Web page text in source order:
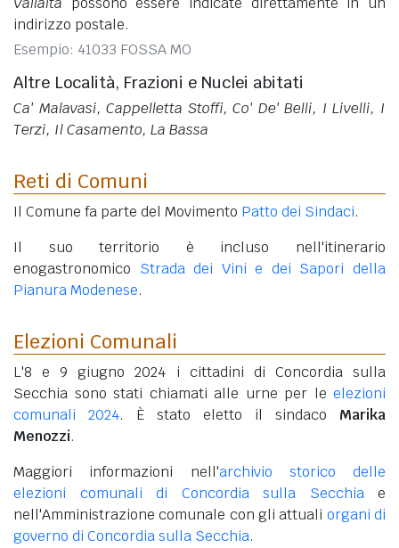
indirizzo postale.
Esempio: 41033 FOSSA MO
Altre Località, Frazioni e Nuclei abitati
Ca' Malavasi, Cappelletta Stoffi, Co' De' Belli, I Livelli, I
Terzi, Il Casamento, La Bassa
Reti di Comuni
Il Comune fa parte del Movimento Patto dei Sindaci.
Il suo territorio è incluso nell'itinerario
enogastronomico Strada dei Vini e dei Sapori della
Pianura Modenese.
Elezioni Comunali
L'8 e 9 giugno 2024 i cittadini di Concordia sulla
Secchia sono stati chiamati alle urne per le elezioni
comunali 2024. È stato eletto il sindaco Marika
Menozzi.
Maggiori informazioni nell'archivio storico delle
elezioni comunali di Concordia sulla Secchiae
nell'Amministrazione comunale con gli attuali organi di
governo di Concordia sulla Secchia.